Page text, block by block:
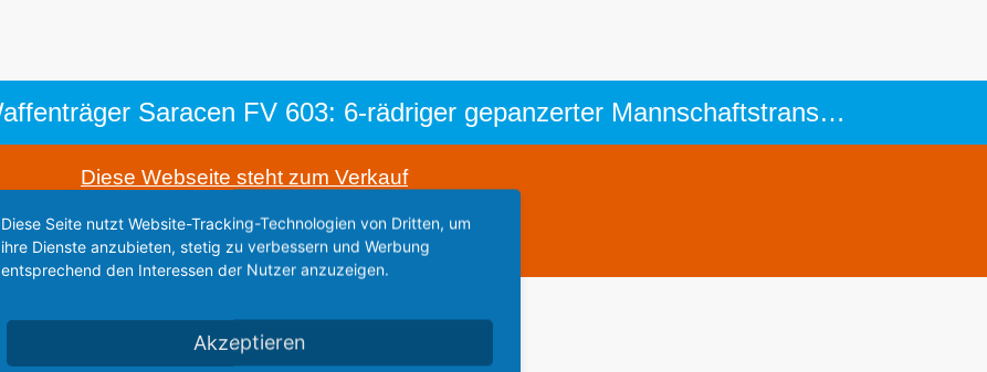
Panzer, Kanonen und andere Waffenträger Saracen FV 603: 6-rädriger gepanzerter Mannschaftstransporter (50er - 70er Jahre)
Diese Webseite steht zum Verkauf
Statistics
Diese Seite nutzt Website-Tracking-Technologien von Dritten, um
ihre Dienste anzubieten, stetig zu verbessern und Werbung
entsprechend den Interessen der Nutzer anzuzeigen.
Akzeptieren